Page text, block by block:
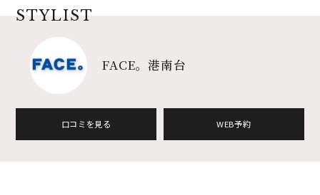
STYLIST
FACE。港南台
口コミを見る WEB予約